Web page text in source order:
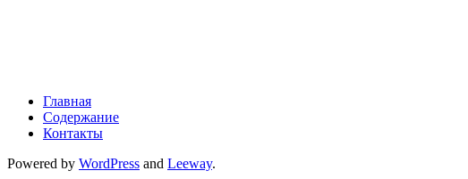
Главная
Содержание
Контакты
Powered by WordPress and Leeway.